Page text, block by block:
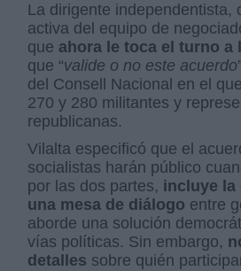
La dirigente independentista,
activa del equipo de
que ahora le toca el turno a
que “valide o no este acuerdo
del Consell Nacional en el
270 y 280 militantes y
republicanas.
Vilalta especificó que el
socialistas harán público
por las dos partes, incluye la
una mesa de diálogo entre
aborde una solución
vías políticas. Sin embargo,
detalles sobre quién